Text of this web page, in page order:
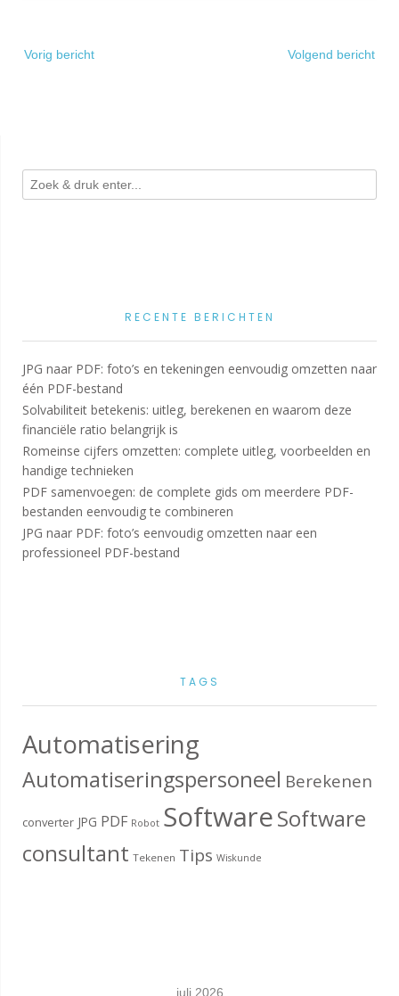
navigatie
Vorig bericht Volgend bericht
RECENTE BERICHTEN
JPG naar PDF: foto’s en tekeningen eenvoudig omzetten naar
één PDF-bestand
Solvabiliteit betekenis: uitleg, berekenen en waarom deze
financiële ratio belangrijk is
Romeinse cijfers omzetten: complete uitleg, voorbeelden en
handige technieken
PDF samenvoegen: de complete gids om meerdere PDF-
bestanden eenvoudig te combineren
JPG naar PDF: foto’s eenvoudig omzetten naar een
professioneel PDF-bestand
TAGS
Automatisering
Automatiseringspersoneel Berekenen
converter JPG PDF Robot SoftwareSoftware
consultant Tekenen Tips Wiskunde
juli 2026